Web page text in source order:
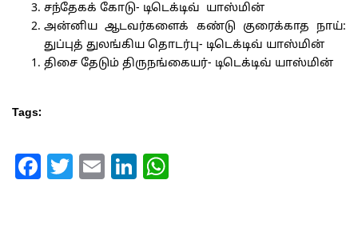
சந்தேகக் கோடு- டிடெக்டிவ் யாஸ்மின்
அன்னிய ஆடவர்களைக் கண்டு குரைக்காத நாய்:
துப்புத் துலங்கிய தொடர்பு- டிடெக்டிவ் யாஸ்மின்
திசை தேடும் திருநங்கையர்- டிடெக்டிவ் யாஸ்மின்
Tags:
Facebook
Twitter
EmailLinkedIn